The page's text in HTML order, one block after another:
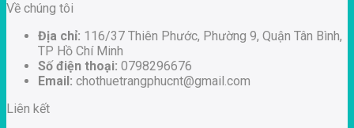
Về chúng tôi
Địa chỉ: 116/37 Thiên Phước, Phường 9, Quận Tân Bình,
TP Hồ Chí Minh
Số điện thoại: 0798296676
Email: chothuetrangphucnt@gmail.com
Liên kết